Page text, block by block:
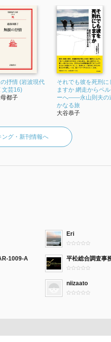
抒情 (岩波現代
文芸16)
都子
それでも彼を死刑に
ますか 網走からペル
ーへ——永山則夫の
かなる旅
大谷恭子
グ・新刊情報へ
Eri
1009-A 平松総合調査事
niizaato